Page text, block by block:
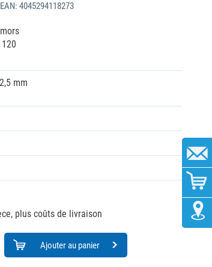
4045294118273
mm
plus coûts de livraison
Ajouter au panier